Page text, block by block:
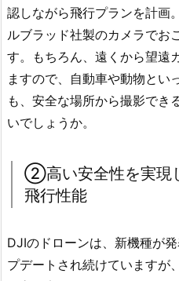
認しながら飛行プランを計画
ルブラッド社製のカメラでお
す。もちろん、遠くから望遠
ますので、自動車や動物とい
も、安全な場所から撮影でき
いでしょうか。
②高い安全性を実現
飛行性能
DJIのドローンは、新機種が
プデートされ続けています